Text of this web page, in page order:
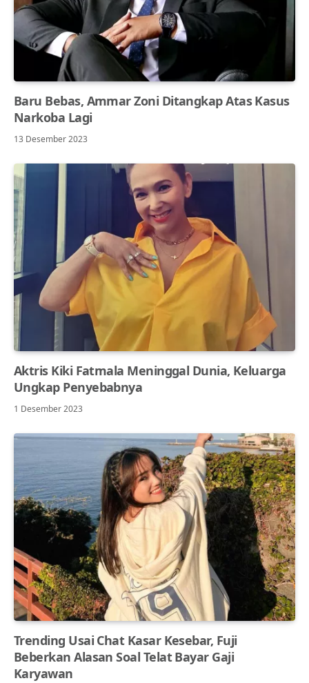
Baru Bebas, Ammar Zoni Ditangkap Atas Kasus
Narkoba Lagi
13 Desember 2023
Aktris Kiki Fatmala Meninggal Dunia, Keluarga
Ungkap Penyebabnya
1 Desember 2023
Trending Usai Chat Kasar Kesebar, Fuji
Beberkan Alasan Soal Telat Bayar Gaji
Karyawan